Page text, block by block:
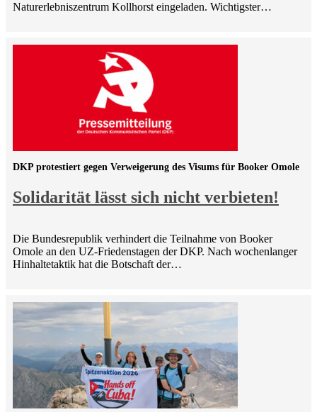
Naturerlebniszentrum Kollhorst eingeladen. Wichtigster…
Solidarität lässt sich nicht verbieten!
DKP protestiert gegen Verweigerung des Visums für Booker Omole
Die Bundesrepublik verhindert die Teilnahme von Booker
Omole an den UZ-Friedenstagen der DKP. Nach wochenlanger
Hinhaltetaktik hat die Botschaft der…